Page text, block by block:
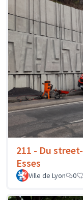
211 - Du
Esses
Ville de Lyon 0